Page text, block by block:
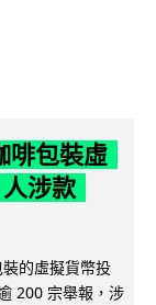
啡包裝虛
涉款
的虛擬貨幣投
200 宗舉報，涉